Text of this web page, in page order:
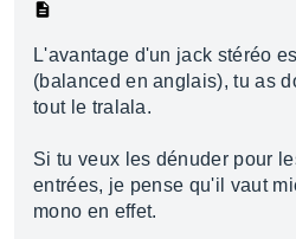
L'avantage d'un jack stéréo
(balanced en anglais), tu as
tout le tralala.
Si tu veux les dénuder pour
entrées, je pense qu'il vaut
mono en effet.